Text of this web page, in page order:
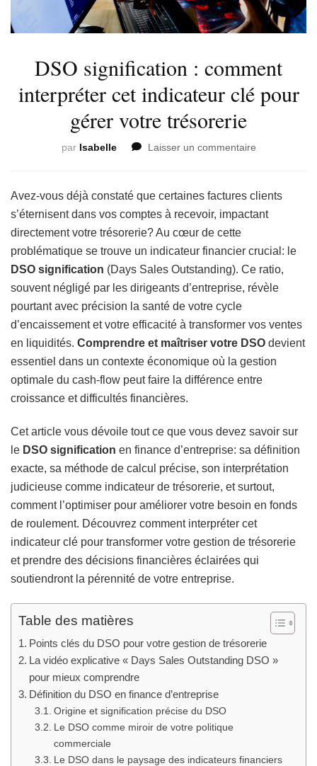
DSO signification : comment
interpréter cet indicateur clé pour
gérer votre trésorerie
par Isabelle Laisser un commentairesur
:
interpréter
indicateur
clé
pour
gérer
trésorerie
Avez-vous déjà constaté que certaines factures clients
s’éternisent dans vos comptes à recevoir, impactant
directement votre trésorerie? Au cœur de cette
problématique se trouve un indicateur financier crucial: le
DSO signification (Days Sales Outstanding). Ce ratio,
souvent négligé par les dirigeants d’entreprise, révèle
pourtant avec précision la santé de votre cycle
d’encaissement et votre efficacité à transformer vos ventes
en liquidités. Comprendre et maîtriser votre DSO devient
essentiel dans un contexte économique où la gestion
optimale du cash-flow peut faire la différence entre
croissance et difficultés financières.
Cet article vous dévoile tout ce que vous devez savoir sur
le DSO signification en finance d’entreprise: sa définition
exacte, sa méthode de calcul précise, son interprétation
judicieuse comme indicateur de trésorerie, et surtout,
comment l’optimiser pour améliorer votre besoin en fonds
de roulement. Découvrez comment interpréter cet
indicateur clé pour transformer votre gestion de trésorerie
et prendre des décisions financières éclairées qui
soutiendront la pérennité de votre entreprise.
Table des matières
Points clés du DSO pour votre gestion de trésorerie
La vidéo explicative « Days Sales Outstanding DSO »
pour mieux comprendre
Définition du DSO en finance d’entreprise
Origine et signification précise du DSO
Le DSO comme miroir de votre politique
commerciale
Le DSO dans le paysage des indicateurs financiers